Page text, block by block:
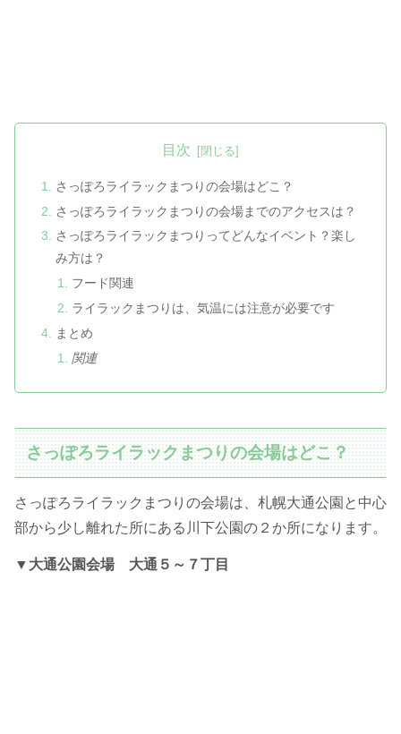
目次
さっぽろライラックまつりの会場はどこ？
さっぽろライラックまつりの会場までのアクセスは？
さっぽろライラックまつりってどんなイベント？楽し
み方は？
フード関連
ライラックまつりは、気温には注意が必要です
まとめ
関連
さっぽろライラックまつりの会場はどこ？
さっぽろライラックまつりの会場は、札幌大通公園と中心
部から少し離れた所にある川下公園の２か所になります。
▼ 大通公園会場 大通５～７丁目